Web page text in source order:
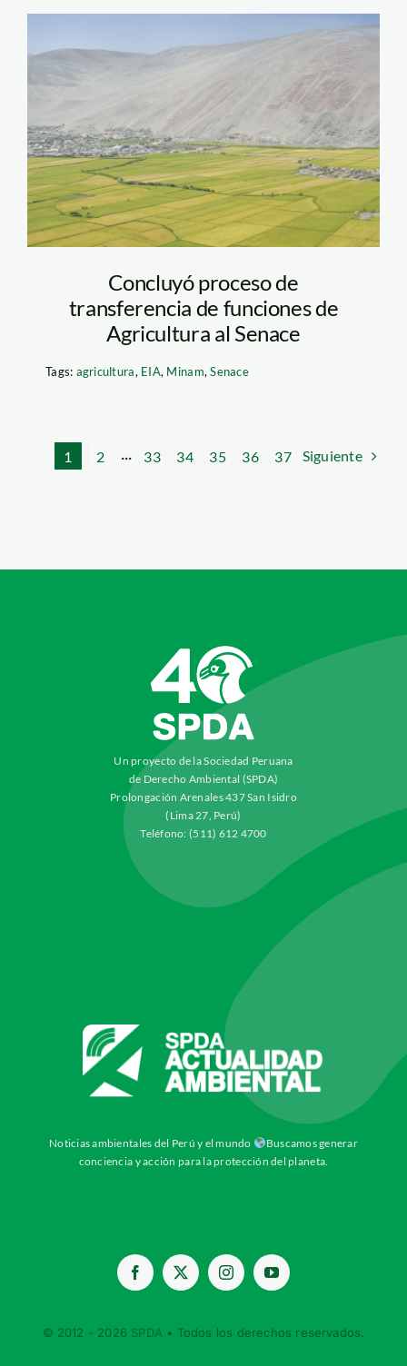
agricultura-senace1
Concluyó proceso de
transferencia de funciones de
Agricultura al Senace
Tags: agricultura, EIA, Minam,Senace
1 2 ··· 33 34 35 36 37 Siguiente
Un proyecto de la Sociedad Peruana
de Derecho Ambiental (SPDA)
Prolongación Arenales 437 San Isidro
(Lima 27, Perú)
Teléfono: (511) 612 4700
Noticias ambientales del Perú y el mundo
Buscamos generar
conciencia y acción para la protección del planeta.
© 2012 - 2026 SPDA • Todos los derechos reservados.